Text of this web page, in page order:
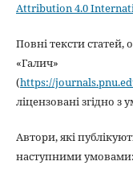
Attribution 4.0
Повні тексти статей,
«Галич»
(https://
ліцензовані згідно з
Автори, які
наступними умовами: